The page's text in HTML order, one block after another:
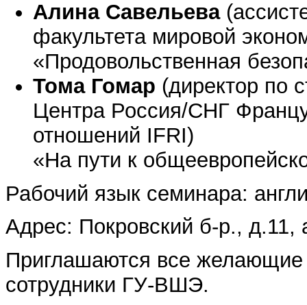
Алина Савельева
факультета мировой
«Продовольственная
Тома Гомар (директор по
Центра Россия/СНГ
отношений IFRI)
«На пути к
Рабочий язык семинара:
Адрес: Покровский б-р., д.11,
Приглашаются все желающие
сотрудники ГУ-ВШЭ.